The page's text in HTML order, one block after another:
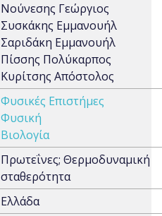
Νούνεσης Γεώργιος
Συσκάκης Εμμανουήλ
Σαριδάκη Εμμανουήλ
Πίσσης Πολύκαρπος
Κυρίτσης Απόστολος
Φυσικές Επιστήμες
Φυσική
Βιολογία
Πρωτεΐνες; Θερμοδυναμική
σταθερότητα
Ελλάδα